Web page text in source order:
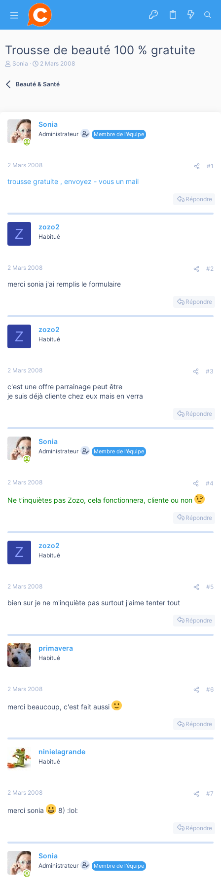
Trousse de beauté 100 % gratuite
A
e
a
d
c
s
n
Sonia
D
e
b
u
2 Mars 2008
Beauté & Santé
Sonia
Administrateur Membre de l'équipe
2 Mars 2008 #1
trousse gratuite , envoyez - vous un mail
Répondre
Z zozo2
Habitué
2 Mars 2008 #2
merci sonia j'ai remplis le formulaire
Répondre
Z zozo2
Habitué
2 Mars 2008 #3
c'est une offre parrainage peut être
je suis déjà cliente chez eux mais en verra
Répondre
Sonia
Administrateur Membre de l'équipe
2 Mars 2008 #4
Ne t'inquiètes pas Zozo, cela fonctionnera, cliente ou non
Répondre
Z zozo2
Habitué
2 Mars 2008 #5
bien sur je ne m'inquiète pas surtout j'aime tenter tout
Répondre
primavera
Habitué
2 Mars 2008 #6
merci beaucoup, c'est fait aussi
Répondre
ninielagrande
Habitué
2 Mars 2008 #7
merci sonia 8) :lol:
Répondre
Sonia
Administrateur Membre de l'équipe